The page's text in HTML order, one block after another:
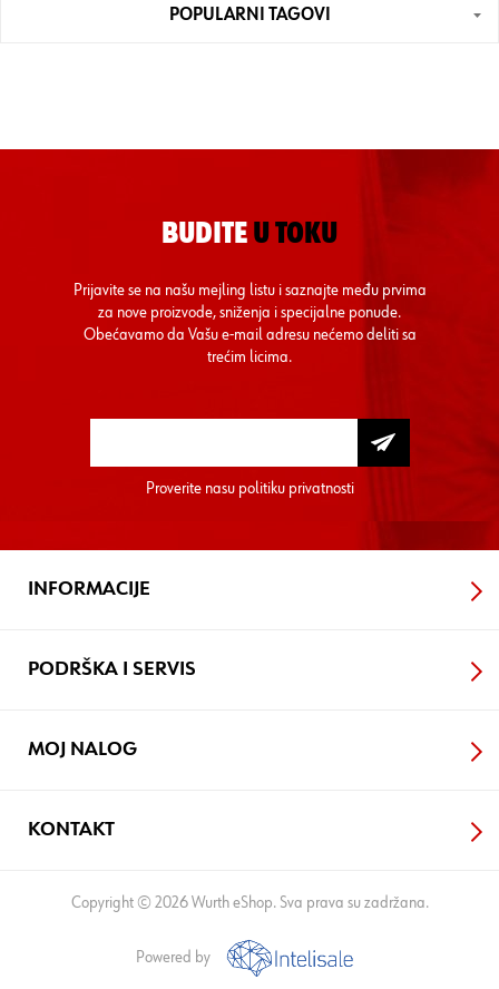
POPULARNI TAGOVI
BUDITE U TOKU
Prijavite se na našu mejling listu i saznajte među prvima
za nove proizvode, sniženja i specijalne ponude.
Obećavamo da Vašu e-mail adresu nećemo deliti sa
trećim licima.
Proverite nasu politiku privatnosti
INFORMACIJE
PODRŠKA I SERVIS
MOJ NALOG
KONTAKT
Copyright © 2026 Wurth eShop. Sva prava su zadržana.
Powered by